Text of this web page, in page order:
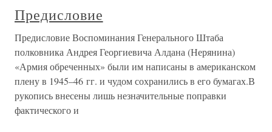
Предисловие
Предисловие Воспоминания Генерального Штаба
полковника Андрея Георгиевича Алдана (Нерянина)
«Армия обреченных» были им написаны в американском
плену в 1945–46 гг. и чудом сохранились в его бумагах.В
рукопись внесены лишь незначительные поправки
фактического и